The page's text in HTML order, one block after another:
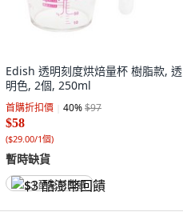
Edish 透明刻度烘焙量杯 樹脂款, 透
明色, 2個, 250ml
首購折扣價 40%$97
$58
($29.00/1個)
暫時缺貨
$3 酷澎幣回饋